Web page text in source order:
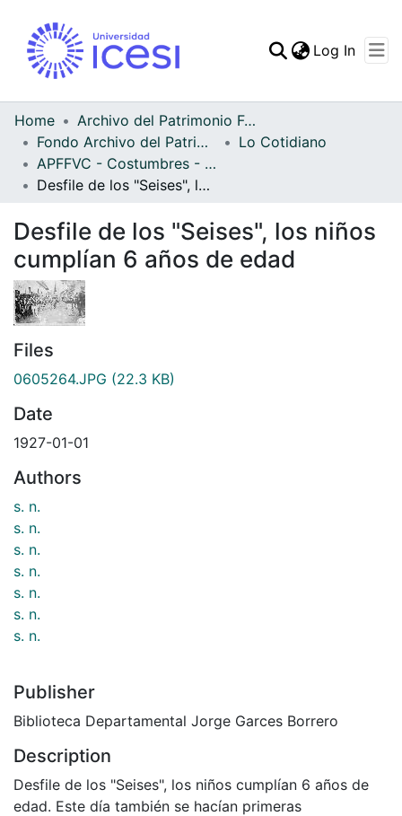
Statistics
Log In
Home
Archivo del Patrimonio Fotográfico y Fílmico del Valle del Cauca
Fondo Archivo del Patrimonio Fotográfico y Fílmico del Valle del Cauca
Lo Cotidiano
APFFVC - Costumbres - Patrimonial
Desfile de los "Seises", los niños cumplían 6 años de edad
Desfile de los "Seises", los niños
cumplían 6 años de edad
Files
0605264.JPG (22.3 KB)
Date
1927-01-01
Authors
s. n.
s. n.
s. n.
s. n.
s. n.
s. n.
s. n.
Publisher
Biblioteca Departamental Jorge Garces Borrero
Description
Desfile de los "Seises", los niños cumplían 6 años de
edad. Este día también se hacían primeras